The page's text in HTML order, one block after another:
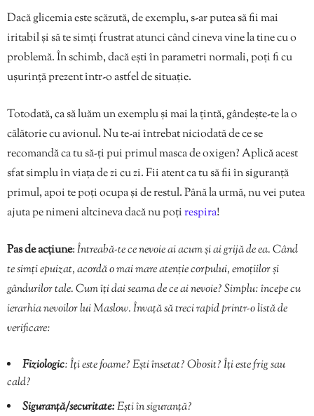
Dacă glicemia este scăzută, de exemplu, s-ar putea să fii mai
iritabil și să te simți frustrat atunci când cineva vine la tine cu o
problemă. În schimb, dacă ești în parametri normali, poți fi cu
ușurință prezent într-o astfel de situație.
Totodată, ca să luăm un exemplu și mai la țintă, gândește-te la o
călătorie cu avionul. Nu te-ai întrebat niciodată de ce se
recomandă ca tu să-ți pui primul masca de oxigen? Aplică acest
sfat simplu în viața de zi cu zi. Fii atent ca tu să fii în siguranță
primul, apoi te poți ocupa și de restul. Până la urmă, nu vei putea
ajuta pe nimeni altcineva dacă nu poțirespira!
Pas de acțiune:Întreabă-te ce nevoie ai acum și ai grijă de ea. Când
te simți epuizat, acordă o mai mare atenție corpului, emoțiilor și
gândurilor tale. Cum îți dai seama de ce ai nevoie?Simplu: începe cu
ierarhia nevoilor lui Maslow. Învață să treci rapid printr-o listă de
verificare:
Fiziologic: Îți este foame? Ești însetat? Obosit? Îți este frig sau
cald?
Siguranță/securitate:Ești în siguranță?